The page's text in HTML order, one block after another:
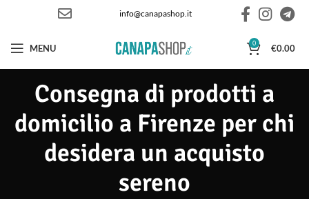
info@canapashop.it
MENU 0 €0.00
Consegna di prodotti a
domicilio a Firenze per chi
desidera un acquisto
sereno